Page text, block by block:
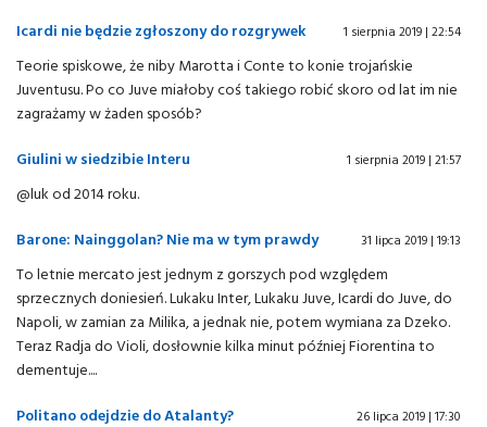
Icardi nie będzie zgłoszony do rozgrywek
1 sierpnia 2019 | 22:54
Teorie spiskowe, że niby Marotta i Conte to konie trojańskie
Juventusu. Po co Juve miałoby coś takiego robić skoro od lat im nie
zagrażamy w żaden sposób?
Giulini w siedzibie Interu
1 sierpnia 2019 | 21:57
@luk od 2014 roku.
Barone: Nainggolan? Nie ma w tym prawdy
31 lipca 2019 | 19:13
To letnie mercato jest jednym z gorszych pod względem
sprzecznych doniesień. Lukaku Inter, Lukaku Juve, Icardi do Juve, do
Napoli, w zamian za Milika, a jednak nie, potem wymiana za Dzeko.
Teraz Radja do Violi, dosłownie kilka minut później Fiorentina to
dementuje....
Politano odejdzie do Atalanty?
26 lipca 2019 | 17:30